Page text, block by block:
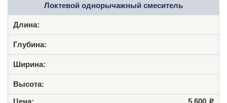
Локтевой однорычажный смеситель
5 600